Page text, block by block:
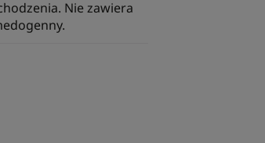
Nie zawiera